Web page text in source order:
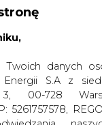
i Rady 2016/
danych,
inne
w
także z innych
naszego serwisu,
w ENERGA